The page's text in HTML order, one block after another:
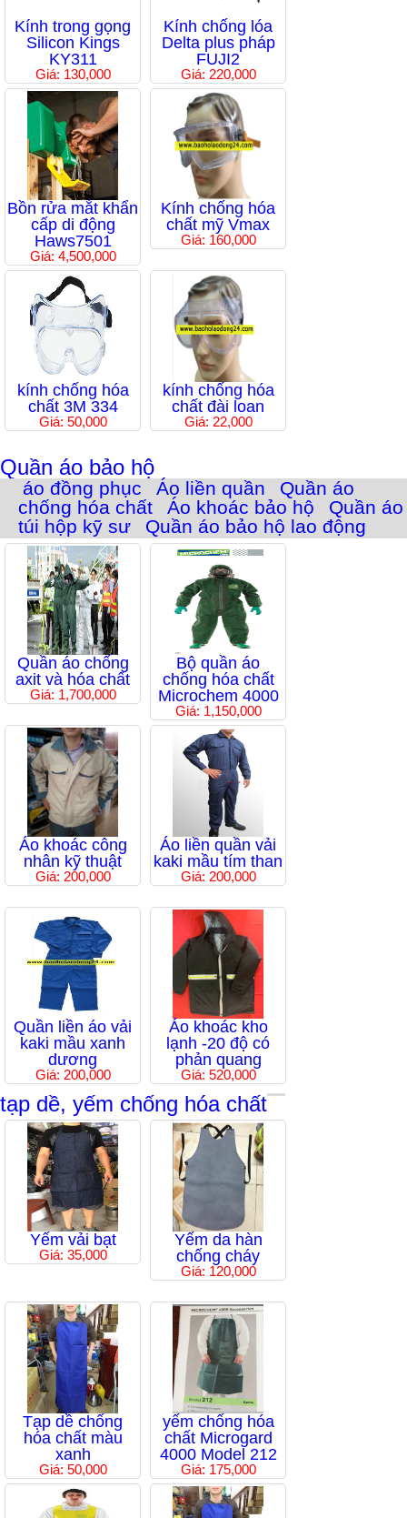
Kính trong gọng
Silicon Kings
KY311
Giá: 130,000
Kính chống lóa
Delta plus pháp
FUJI2
Giá: 220,000
Bồn rửa mắt khẩn
cấp di động
Haws7501
Giá: 4,500,000
Kính chống hóa
chất mỹ Vmax
Giá: 160,000
kính chống hóa
chất 3M 334
Giá: 50,000
kính chống hóa
chất đài loan
Giá: 22,000
Quần áo bảo hộ
áo đồng phục Áo liền quần
Quần áo
chống hóa chất
Áo khoác bảo hộ
Quần áo
túi hộp kỹ sư
Quần áo bảo hộ lao động
Quần áo chống
axit và hóa chất
Giá: 1,700,000
Bộ quần áo
chống hóa chất
Microchem 4000
Giá: 1,150,000
Áo khoác công
nhân kỹ thuật
Giá: 200,000
Áo liền quần vải
kaki mầu tím than
Giá: 200,000
Quần liền áo vải
kaki mầu xanh
dương
Giá: 200,000
Áo khoác kho
lạnh -20 độ có
phản quang
Giá: 520,000
tạp dề, yếm chống hóa chất
Yếm vải bạt
Giá: 35,000
Yếm da hàn
chống cháy
Giá: 120,000
Tạp dề chống
hóa chất màu
xanh
Giá: 50,000
yếm chống hóa
chất Microgard
4000 Model 212
Giá: 175,000